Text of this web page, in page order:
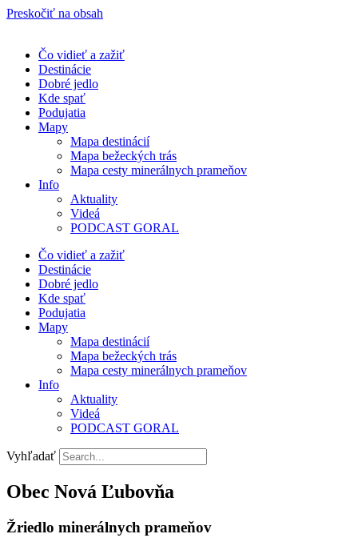
Preskočiť na obsah
Čo vidieť a zažiť
Destinácie
Dobré jedlo
Kde spať
Podujatia
Mapy
Mapa destinácií
Mapa bežeckých trás
Mapa cesty minerálnych prameňov
Info
Aktuality
Videá
PODCAST GORAL
Čo vidieť a zažiť
Destinácie
Dobré jedlo
Kde spať
Podujatia
Mapy
Mapa destinácií
Mapa bežeckých trás
Mapa cesty minerálnych prameňov
Info
Aktuality
Videá
PODCAST GORAL
Vyhľadať
Obec Nová Ľubovňa
Žriedlo minerálnych prameňov